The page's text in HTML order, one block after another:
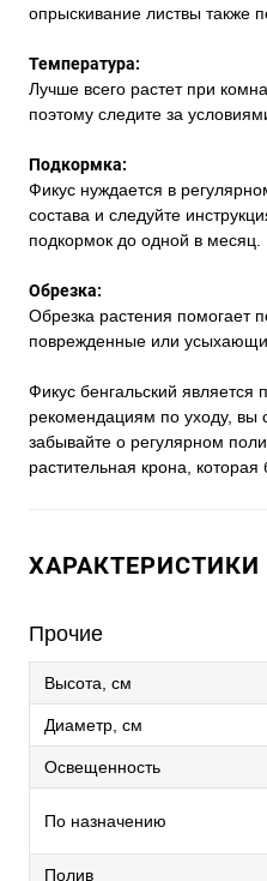
опрыскивание листвы также
Температура:
Лучше всего растет при
поэтому следите за
Подкормка:
Фикус нуждается в
состава и следуйте
подкормок до одной в месяц.
Обрезка:
Обрезка растения помогает
поврежденные или
Фикус бенгальский
рекомендациям по уходу, вы
забывайте о регулярном
растительная крона,
ХАРАКТЕРИСТИКИ
Прочие
Высота, см
Диаметр, см
Освещенность
По назначению
Полив